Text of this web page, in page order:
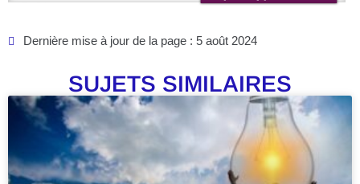
Dernière mise à jour de la page : 5 août 2024
SUJETS SIMILAIRES